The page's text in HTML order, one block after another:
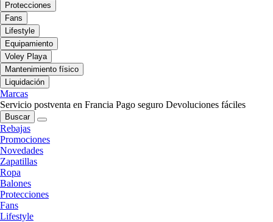
Protecciones
Fans
Lifestyle
Equipamiento
Voley Playa
Mantenimiento físico
Liquidación
Marcas
Servicio postventa en Francia Pago seguro Devoluciones fáciles
Buscar
Rebajas
Promociones
Novedades
Zapatillas
Ropa
Balones
Protecciones
Fans
Lifestyle